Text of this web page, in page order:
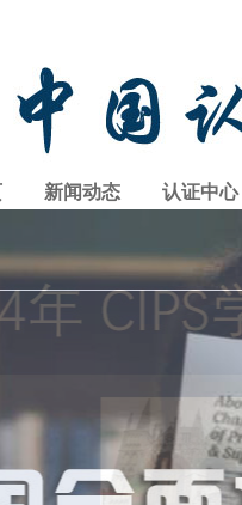
新闻动态 认证中心